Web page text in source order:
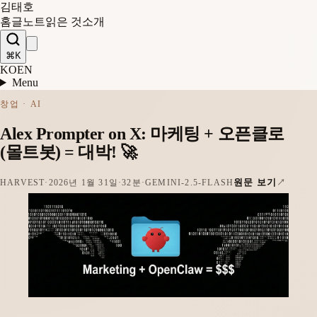
김태호
홈글 노트읽은 것소개
⌘K
KOEN
Menu
창업 · AI
Alex Prompter on X: 마케팅 + 오픈클로
(몰트봇) = 대박! 🚀
HARVEST· 2026년 1월 31일 ·32분 ·GEMINI-2.5-FLASH 원문 보기